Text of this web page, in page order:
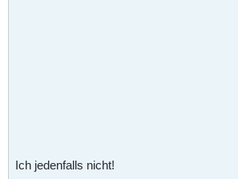
Ich jedenfalls nicht!